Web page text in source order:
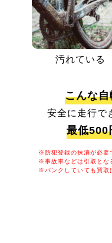
汚れている
こんな
安全に走行で
最低500
※防犯登録の抹消が必要
※事故車などは引取とな
※パンクしていても買取